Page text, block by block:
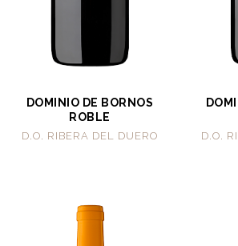
DOMINIO DE BORNOS
ROBLE
D.O. RIBERA DEL DUERO D.O.